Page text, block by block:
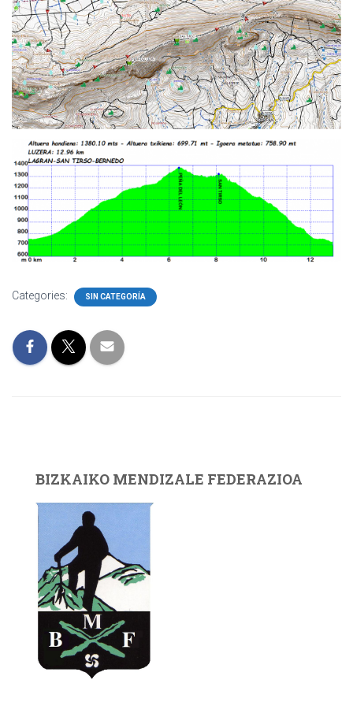
Categories: SIN CATEGORÍA
BIZKAIKO MENDIZALE FEDERAZIOA